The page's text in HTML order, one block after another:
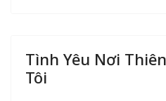
Tình Yêu Nơi
Tôi